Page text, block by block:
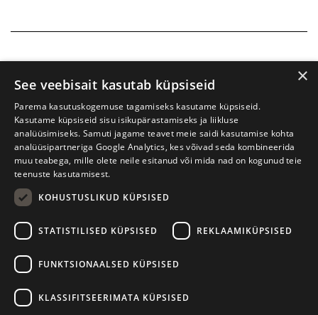
Prima Vista kirjandusfestival
+372 56906836
×
See veebisait kasutab küpsiseid
Parema kasutuskogemuse tagamiseks kasutame küpsiseid.
Kasutame küpsiseid sisu isikupärastamiseks ja liikluse
analüüsimiseks. Samuti jagame teavet meie saidi kasutamise kohta
analüüsipartneriga Google Analytics, kes võivad seda kombineerida
muu teabega, mille olete neile esitanud või mida nad on kogunud teie
teenuste kasutamisest.
KOHUSTUSLIKUD KÜPSISED
STATISTILISED KÜPSISED REKLAAMIKÜPSISED
FUNKTSIONAALSED KÜPSISED
KLASSIFITSEERIMATA KÜPSISED